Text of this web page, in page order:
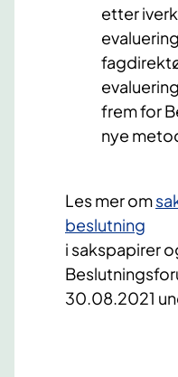
etter
frem for
nye
​Les mer om
beslutning​
i sakspapirer
30.08.2021